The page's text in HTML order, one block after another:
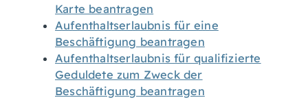
Karte beantragen
Aufenthaltserlaubnis für eine
Beschäftigung beantragen
Aufenthaltserlaubnis für qualifizierte
Geduldete zum Zweck der
Beschäftigung beantragen